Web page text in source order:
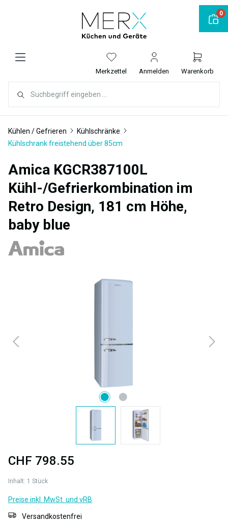
Merkzettel Anmelden Warenkorb
Kühlen / Gefrieren
Kühlschränke
Kühlschrank freistehend über 85cm
Amica KGCR387100L
Kühl-/Gefrierkombination im
Retro Design, 181 cm Höhe,
baby blue
Bildergalerie überspringen
CHF 798.55
Inhalt: 1 Stück
Preise inkl. MwSt. und vRB
Versandkostenfrei
0